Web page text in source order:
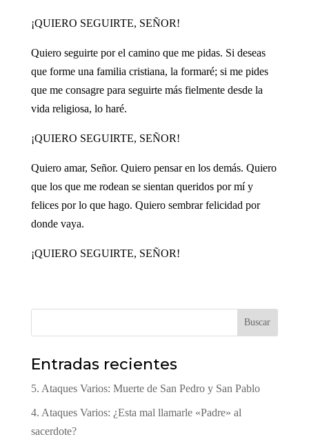
¡QUIERO SEGUIRTE, SEÑOR!
Quiero seguirte por el camino que me pidas. Si deseas
que forme una familia cristiana, la formaré; si me pides
que me consagre para seguirte más fielmente desde la
vida religiosa, lo haré.
¡QUIERO SEGUIRTE, SEÑOR!
Quiero amar, Señor. Quiero pensar en los demás. Quiero
que los que me rodean se sientan queridos por mí y
felices por lo que hago. Quiero sembrar felicidad por
donde vaya.
¡QUIERO SEGUIRTE, SEÑOR!
Buscar
Entradas recientes
5. Ataques Varios: Muerte de San Pedro y San Pablo
4. Ataques Varios: ¿Esta mal llamarle «Padre» al
sacerdote?